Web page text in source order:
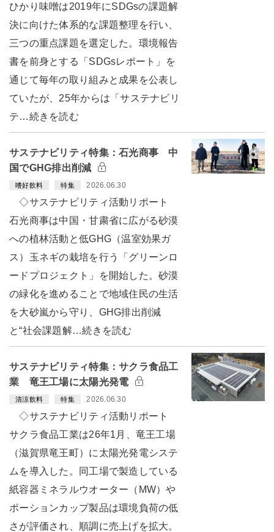
ひかり味噌は2019年にSDGsの課題解
決に向けた体系的な課題整理を行い、
三つの重点課題を選定した。環境報告
書を前身とする「SDGsレポート」を
通じて毎年の取り組みと成果を公表し
ていたが、25年からは「サステナビリ
テ…続きを読む
サステナビリティ特集：石光商事 中
国でGHG排出削減
嗜好飲料 特集 2026.06.30
◇サステナビリティ活動リポート
石光商事は中国・甘粛省に広がる砂漠
への植林活動と低GHG（温室効果ガ
ス）玉ネギの栽培を行う「グリーンロ
ードプロジェクト」を開始した。砂漠
の緑化を進めることで地域住民の生活
を大砂嵐から守り、GHG排出削減
と“社会課題解…続きを読む
サステナビリティ特集：サクラ食品工
業 竜王工場に太陽光発電
清涼飲料 特集 2026.06.30
◇サステナビリティ活動リポート
サクラ食品工業は26年1月、竜王工場
（滋賀県竜王町）に太陽光発電システ
ムを導入した。同工場で製造している
紙容器ミネラルウオーター（MW）や
ポーションカップ製品は環境負荷の低
さが評価され、順調に売上げを拡大。